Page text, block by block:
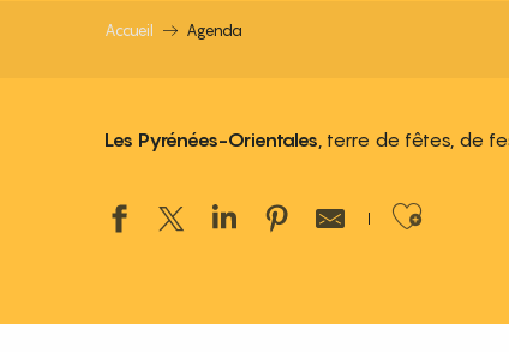
Accueil Agenda
Les Pyrénées-Orientales, terre de fêtes, de